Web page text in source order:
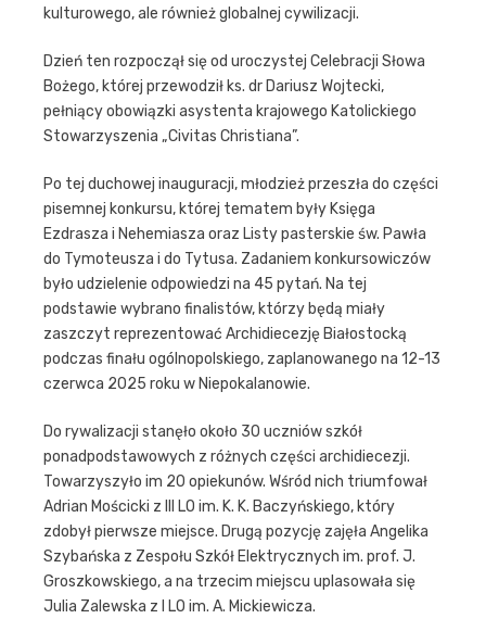
kulturowego, ale również globalnej cywilizacji.
Dzień ten rozpoczął się od uroczystej Celebracji Słowa
Bożego, której przewodził ks. dr Dariusz Wojtecki,
pełniący obowiązki asystenta krajowego Katolickiego
Stowarzyszenia „Civitas Christiana”.
Po tej duchowej inauguracji, młodzież przeszła do części
pisemnej konkursu, której tematem były Księga
Ezdrasza i Nehemiasza oraz Listy pasterskie św. Pawła
do Tymoteusza i do Tytusa. Zadaniem konkursowiczów
było udzielenie odpowiedzi na 45 pytań. Na tej
podstawie wybrano finalistów, którzy będą miały
zaszczyt reprezentować Archidiecezję Białostocką
podczas finału ogólnopolskiego, zaplanowanego na 12-13
czerwca 2025 roku w Niepokalanowie.
Do rywalizacji stanęło około 30 uczniów szkół
ponadpodstawowych z różnych części archidiecezji.
Towarzyszyło im 20 opiekunów. Wśród nich triumfował
Adrian Mościcki z III LO im. K. K. Baczyńskiego, który
zdobył pierwsze miejsce. Drugą pozycję zajęła Angelika
Szybańska z Zespołu Szkół Elektrycznych im. prof. J.
Groszkowskiego, a na trzecim miejscu uplasowała się
Julia Zalewska z I LO im. A. Mickiewicza.